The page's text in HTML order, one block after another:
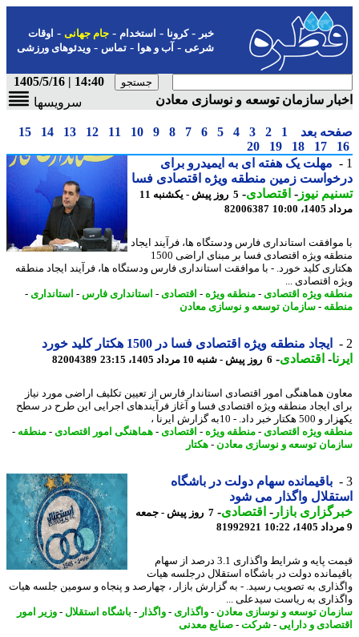
-کرونا-استخدام- جام جهانی-اوقات
شرعی-آب و هوا-تماس-ویدئوهای ورزشی
14:40 | 1405/5/16
سازمان توسعه و نوسازی معادن
سرویسها
بعد 1
2
3
4
5
6
7
8
9
10
11
12
13
14
15
17
18
19
20
مهلت یک هفته ای به ایمیدرو برای
زمین منطقه ویژه اقتصادی فسا
نیوز-اقتصادی-
5 روز پیش - یکشنبه 11
10:00
82006387
استانداری فارس ودستگاه ها، فرآیند ایجاد
منطقه ویژه اقتصادی فسا بر مبنای اراضی 1500
کلید خورد. - با موافقت استانداری فارس ودستگاه ها، فرآیند ایجاد منطقه
اقتصادی ...
ویژه اقتصادی-منطقه ویژه -اقتصادی-استانداری فارس-استانداری-
-سازمان توسعه و نوسازی معادن
ایجاد منطقه ویژه اقتصادی فسا در 1500 هکتار کلید خورد
-اقتصادی-6 روز پیش - شنبه 10 مرداد 1405، 23:15 82004389
هماهنگی امور اقتصادی استاندار فارس از تعیین تکلیف اراضی مورد نیاز
ایجاد منطقه ویژه اقتصادی فسا و آغاز فرآیندهای اجرایی این طرح در سطح
داد. - 10به گزارش ایرنا ،
ویژه اقتصادی-منطقه ویژه -اقتصادی-هماهنگی امور اقتصادی-منطقه-
توسعه و نوسازی معادن-هکتار
باقیمانده سهام دولت در باشگاه
واگذار می شود
بازار- اقتصادی- 7 روز پیش - جمعه
81992921
قیمت پایه و شرایط واگذاری 3.1 درصد از سهام
دولت در باشگاه استقلال درجلسه هیات
به تصویب رسید. - به گزارش بازار ، چهارصد و پنجاه و سومین جلسه هیات
به ریاست سیدعلی ...
توسعه و نوسازی معادن-واگذاری- واگذار -باشگاه استقلال-وزیر امور
و دارایی- شرکت-صنایع معدنی